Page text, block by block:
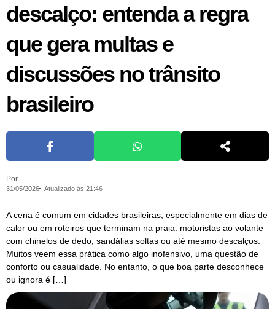
descalço: entenda a regra
que gera multas e
discussões no trânsito
brasileiro
Por
31/05/2026 Atualizado às 21:46
A cena é comum em cidades brasileiras, especialmente em dias de
calor ou em roteiros que terminam na praia: motoristas ao volante
com chinelos de dedo, sandálias soltas ou até mesmo descalços.
Muitos veem essa prática como algo inofensivo, uma questão de
conforto ou casualidade. No entanto, o que boa parte desconhece
ou ignora é […]